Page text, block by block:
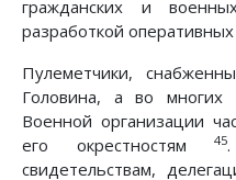
гражданских и
разработкой оперативных
Пулеметчики,
Головина, а во многих
Военной организации
его окрестностям 45
свидетельствам,